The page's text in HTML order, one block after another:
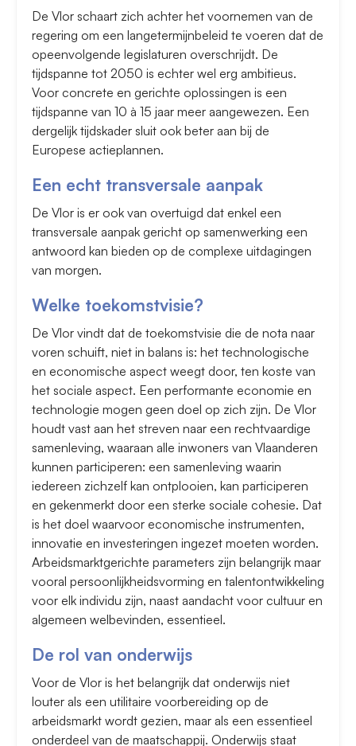
De Vlor schaart zich achter het voornemen van de
regering om een langetermijnbeleid te voeren dat de
opeenvolgende legislaturen overschrijdt. De
tijdspanne tot 2050 is echter wel erg ambitieus.
Voor concrete en gerichte oplossingen is een
tijdspanne van 10 à 15 jaar meer aangewezen. Een
dergelijk tijdskader sluit ook beter aan bij de
Europese actieplannen.
Een echt transversale aanpak
De Vlor is er ook van overtuigd dat enkel een
transversale aanpak gericht op samenwerking een
antwoord kan bieden op de complexe uitdagingen
van morgen.
Welke toekomstvisie?
De Vlor vindt dat de toekomstvisie die de nota naar
voren schuift, niet in balans is: het technologische
en economische aspect weegt door, ten koste van
het sociale aspect. Een performante economie en
technologie mogen geen doel op zich zijn. De Vlor
houdt vast aan het streven naar een rechtvaardige
samenleving, waaraan alle inwoners van Vlaanderen
kunnen participeren: een samenleving waarin
iedereen zichzelf kan ontplooien, kan participeren
en gekenmerkt door een sterke sociale cohesie. Dat
is het doel waarvoor economische instrumenten,
innovatie en investeringen ingezet moeten worden.
Arbeidsmarktgerichte parameters zijn belangrijk maar
vooral persoonlijkheidsvorming en talentontwikkeling
voor elk individu zijn, naast aandacht voor cultuur en
algemeen welbevinden, essentieel.
De rol van onderwijs
Voor de Vlor is het belangrijk dat onderwijs niet
louter als een utilitaire voorbereiding op de
arbeidsmarkt wordt gezien, maar als een essentieel
onderdeel van de maatschappij. Onderwijs staat